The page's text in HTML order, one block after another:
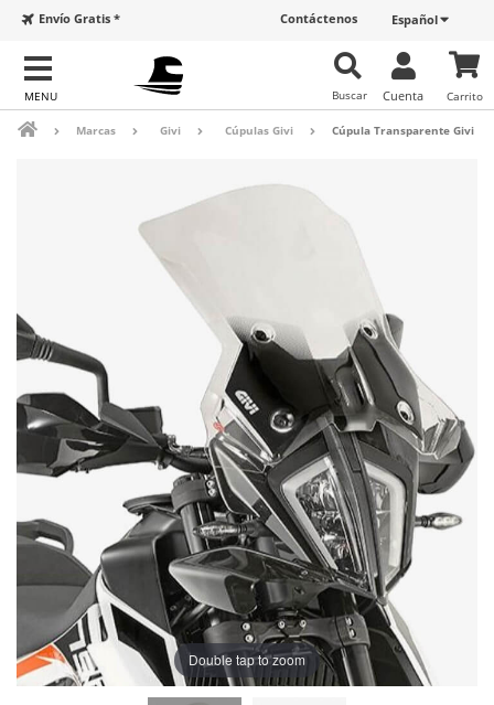
Español
Contáctenos
Envío Gratis *
Carrito
Cuenta
Buscar
Marcas Givi Cúpulas Givi Cúpula Transparente Givi
Double tap to zoom